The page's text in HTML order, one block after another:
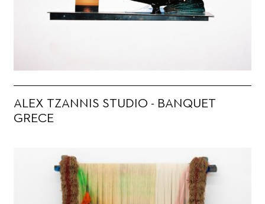
ALEX TZANNIS STUDIO - BANQUET
GRECE